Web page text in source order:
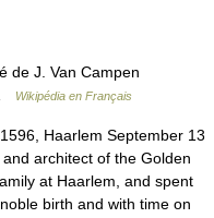
de J. Van Campen
Wikipédia en Français
Haarlem September 13
architect of the Golden
at Haarlem, and spent
birth and with time on